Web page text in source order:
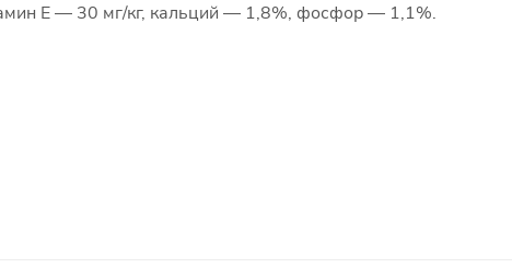
Е — 30 мг/кг, кальций — 1,8%, фосфор — 1,1%.